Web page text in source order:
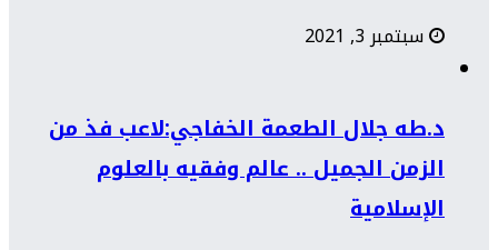
سبتمبر 3, 2021
د.طه جلال الطعمة الخفاجي:لاعب فذ من
الزمن الجميل .. عالم وفقيه بالعلوم
الإسلامية